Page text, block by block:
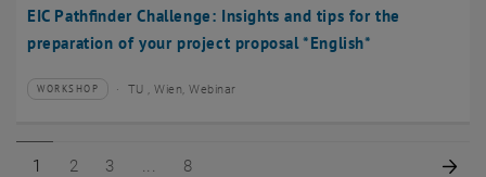
EIC Pathfinder Challenge: Insights and tips for the
preparation of your project proposal *English*
Veranstaltungstyp:
WORKSHOP
Veranstaltungsort:TU , Wien, Webinar
Seite 1 von 8
1 Seite 2 von 8
2 Seite 3 von 8
3 Seite 8 von 8
8